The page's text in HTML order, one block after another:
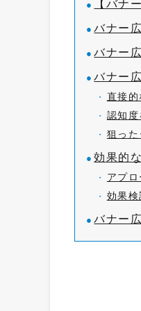
【バナ
バナー
バナー
バナー
直接
認知度
狙った
効果的
アプ
効果
バナー